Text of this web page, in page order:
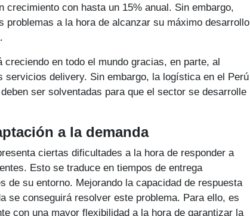
con hasta un 15% anual. Sin embargo,
problemas a la hora de alcanzar su máximo desarrollo
en todo el mundo gracias, en parte, al
servicios delivery. Sin embargo, la logística en el Perú
ser solventadas para que el sector se desarrolle
a la demanda
ciertas dificultades a la hora de responder a
Esto se traduce en tiempos de entrega
de su entorno. Mejorando la capacidad de respuesta
se conseguirá resolver este problema. Para ello, es
con una mayor flexibilidad a la hora de garantizar la